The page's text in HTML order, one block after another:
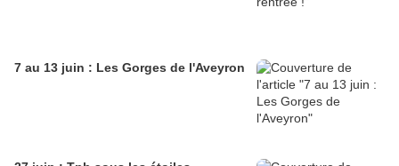
7 au 13 juin : Les Gorges de l'Aveyron